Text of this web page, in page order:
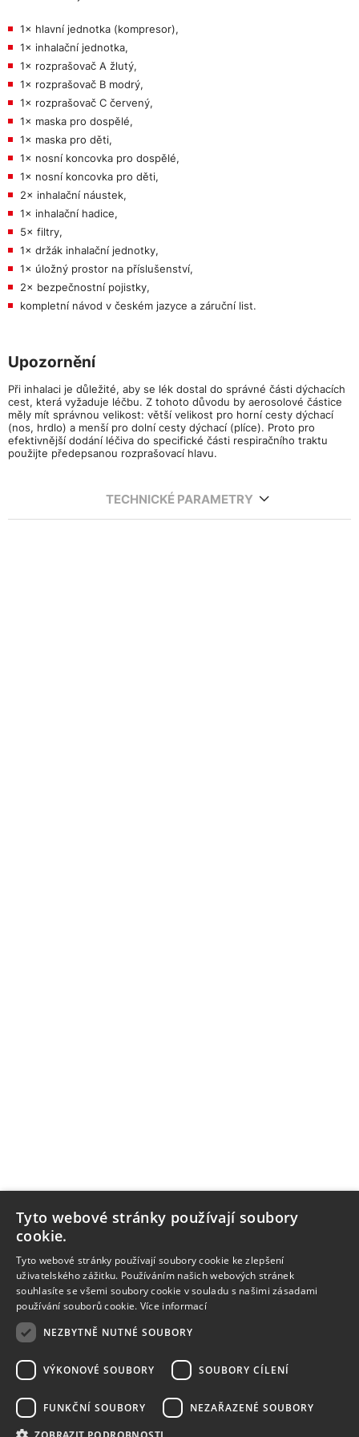
1× hlavní jednotka (kompresor),
1× inhalační jednotka,
1× rozprašovač A žlutý,
1× rozprašovač B modrý,
1× rozprašovač C červený,
1× maska pro dospělé,
1× maska pro děti,
1× nosní koncovka pro dospělé,
1× nosní koncovka pro děti,
2× inhalační náustek,
1× inhalační hadice,
5× filtry,
1× držák inhalační jednotky,
1× úložný prostor na příslušenství,
2× bezpečnostní pojistky,
kompletní návod v českém jazyce a záruční list.
Upozornění
Při inhalaci je důležité, aby se lék dostal do správné části dýchacích
cest, která vyžaduje léčbu. Z tohoto důvodu by aerosolové částice
měly mít správnou velikost: větší velikost pro horní cesty dýchací
(nos, hrdlo) a menší pro dolní cesty dýchací (plíce). Proto pro
efektivnější dodání léčiva do specifické části respiračního traktu
použijte předepsanou rozprašovací hlavu.
TECHNICKÉ PARAMETRY
Tyto webové stránky používají soubory
cookie.
Tyto webové stránky používají soubory cookie ke zlepšení
uživatelského zážitku. Používáním našich webových stránek
souhlasíte se všemi soubory cookie v souladu s našimi zásadami
používání souborů cookie. Více informací
NEZBYTNĚ NUTNÉ SOUBORY
VÝKONOVÉ SOUBORY SOUBORY CÍLENÍ
FUNKČNÍ SOUBORY NEZAŘAZENÉ SOUBORY